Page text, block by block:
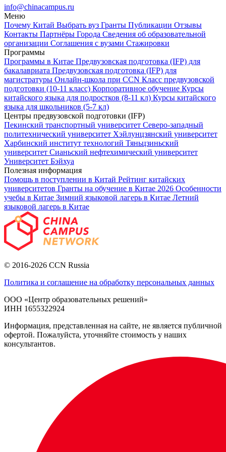
info@chinacampus.ru
Меню
Почему Китай Выбрать вуз Гранты Публикации Отзывы
Контакты Партнёры Города Сведения об образовательной
организации Соглашения с вузами Стажировки
Программы
Программы в Китае Предвузовская подготовка (IFP) для
бакалавриата Предвузовская подготовка (IFP) для
магистратуры Онлайн-школа при CCN Класс предвузовской
подготовки (10-11 класс) Корпоративное обучение Курсы
китайского языка для подростков (8-11 кл) Курсы китайского
языка для школьников (5-7 кл)
Центры предвузовской подготовки (IFP)
Пекинский транспортный университет Северо-западный
политехнический университет Хэйлунцзянский университет
Харбинский институт технологий Тяньцзиньский
университет Сианьский нефтехимический университет
Университет Бэйхуа
Полезная информация
Помощь в поступлении в Китай Рейтинг китайских
университетов Гранты на обучение в Китае 2026 Особенности
учебы в Китае Зимний языковой лагерь в Китае Летний
языковой лагерь в Китае
© 2016-2026 CCN Russia
Политика и соглашение на обработку персональных данных
ООО «Центр образовательных решений»
ИНН 1655322924
Информация, представленная на сайте, не является публичной
офертой. Пожалуйста, уточняйте стоимость у наших
консультантов.